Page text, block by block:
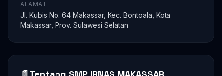
ALAMAT
Jl. Kubis No. 64 Makassar, Kec. Bontoala, Kota
Makassar, Prov. Sulawesi Selatan